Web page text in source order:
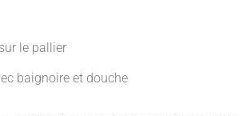
le pallier
baignoire et douche